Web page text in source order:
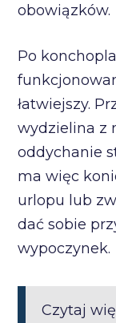
obowiązków.
Po
łatwiejszy.
wydzielina z
oddychanie
ma więc
urlopu lub
dać sobie
wypoczynek.
Czytaj